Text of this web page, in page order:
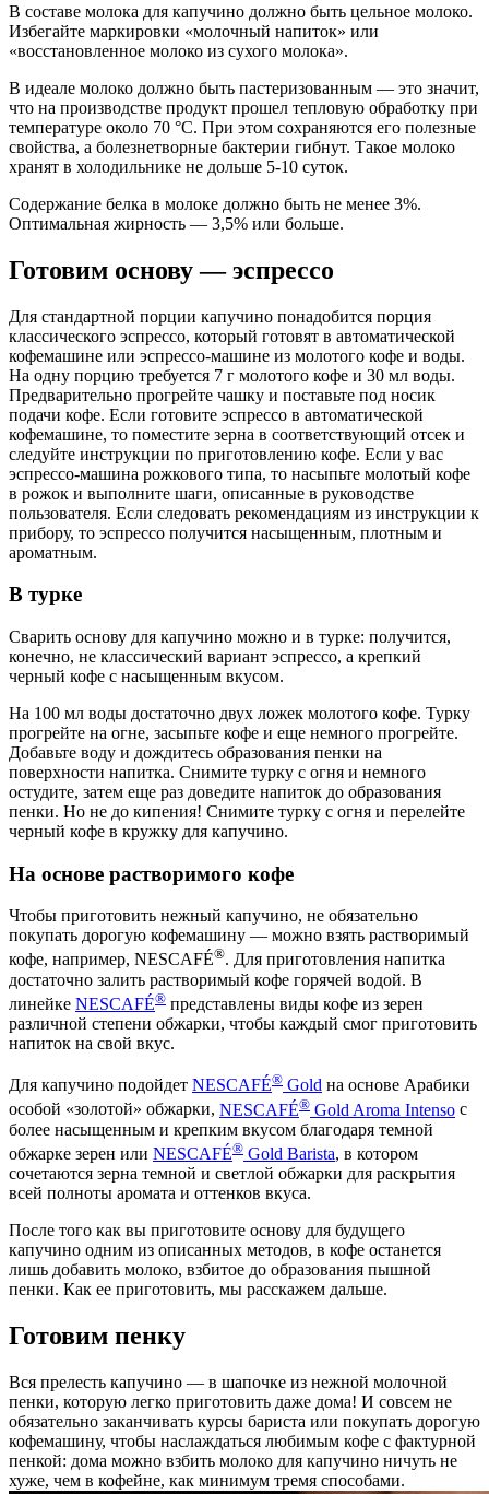
В составе молока для капучино должно быть цельное молоко.
Избегайте маркировки «молочный напиток» или
«восстановленное молоко из сухого молока».
В идеале молоко должно быть пастеризованным — это значит,
что на производстве продукт прошел тепловую обработку при
температуре около 70 °С. При этом сохраняются его полезные
свойства, а болезнетворные бактерии гибнут. Такое молоко
хранят в холодильнике не дольше 5-10 суток.
Содержание белка в молоке должно быть не менее 3%.
Оптимальная жирность — 3,5% или больше.
Готовим основу — эспрессо
Для стандартной порции капучино понадобится порция
классического эспрессо, который готовят в автоматической
кофемашине или эспрессо-машине из молотого кофе и воды.
На одну порцию требуется 7 г молотого кофе и 30 мл воды.
Предварительно прогрейте чашку и поставьте под носик
подачи кофе. Если готовите эспрессо в автоматической
кофемашине, то поместите зерна в соответствующий отсек и
следуйте инструкции по приготовлению кофе. Если у вас
эспрессо-машина рожкового типа, то насыпьте молотый кофе
в рожок и выполните шаги, описанные в руководстве
пользователя. Если следовать рекомендациям из инструкции к
прибору, то эспрессо получится насыщенным, плотным и
ароматным.
В турке
Сварить основу для капучино можно и в турке: получится,
конечно, не классический вариант эспрессо, а крепкий
черный кофе с насыщенным вкусом.
На 100 мл воды достаточно двух ложек молотого кофе. Турку
прогрейте на огне, засыпьте кофе и еще немного прогрейте.
Добавьте воду и дождитесь образования пенки на
поверхности напитка. Снимите турку с огня и немного
остудите, затем еще раз доведите напиток до образования
пенки. Но не до кипения! Снимите турку с огня и перелейте
черный кофе в кружку для капучино.
На основе растворимого кофе
Чтобы приготовить нежный капучино, не обязательно
покупать дорогую кофемашину — можно взять растворимый
кофе, например, NESCAFÉ®. Для приготовления напитка
достаточно залить растворимый кофе горячей водой. В
линейке NESCAFÉ® представлены виды кофе из зерен
различной степени обжарки, чтобы каждый смог приготовить
напиток на свой вкус.
Для капучино подойдет NESCAFÉ® Gold на основе Арабики
особой «золотой» обжарки, NESCAFÉ® Gold Aroma Intenso с
более насыщенным и крепким вкусом благодаря темной
обжарке зерен или NESCAFÉ® Gold Barista, в котором
сочетаются зерна темной и светлой обжарки для раскрытия
всей полноты аромата и оттенков вкуса.
После того как вы приготовите основу для будущего
капучино одним из описанных методов, в кофе останется
лишь добавить молоко, взбитое до образования пышной
пенки. Как ее приготовить, мы расскажем дальше.
Готовим пенку
Вся прелесть капучино — в шапочке из нежной молочной
пенки, которую легко приготовить даже дома! И совсем не
обязательно заканчивать курсы бариста или покупать дорогую
кофемашину, чтобы наслаждаться любимым кофе с фактурной
пенкой: дома можно взбить молоко для капучино ничуть не
хуже, чем в кофейне, как минимум тремя способами.